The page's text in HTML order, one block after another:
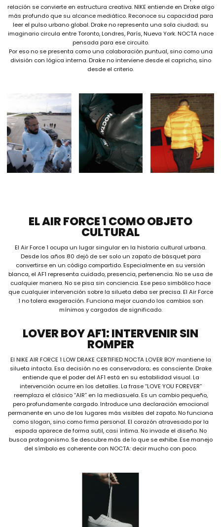
relación se convierte en estructura creativa. NIKE entiende en Drake algo
más profundo que su alcance mediático. Reconoce su capacidad para
leer el pulso urbano global. Drake no representa una sola ciudad; su
imaginario circula entre Toronto, Londres, París, Nueva York. NOCTA nace
pensada para ese circuito.
Por eso no se presenta como una colaboración puntual, sino como una
división con lógica interna. Drake no interviene desde el capricho, sino
desde el criterio.
EL AIR FORCE 1 COMO OBJETO
CULTURAL
El Air Force 1 ocupa un lugar singular en la historia cultural urbana.
Desde los años 80 dejó de ser solo un zapato de básquet para
convertirse en un código compartido. Especialmente en su versión
blanca, el AF1 representa cuidado, presencia, pertenencia. No se usa de
cualquier manera. No se pisa sin conciencia. Ese peso simbólico hace
que cualquier intervención sobre la silueta deba ser precisa. El Air Force
1 no tolera exageración. Funciona mejor cuando los cambios son
mínimos y cargados de significado.
LOVER BOY AF1: INTERVENIR SIN
ROMPER
El NIKE AIR FORCE 1 LOW DRAKE CERTIFIED NOCTA LOVER BOY mantiene la
silueta intacta. Esa decisión no es conservadora; es consciente. Drake
entiende que el poder del AF1 está en su estabilidad visual. La
intervención ocurre en los detalles. La frase “LOVE YOU FOREVER”
reemplaza el clásico “AIR” en la mediasuela. Es un cambio pequeño,
pero profundamente cargado. Introduce una declaración emocional
permanente en uno de los lugares más visibles del zapato. No funciona
como slogan, sino como firma personal. El corazón atravesado por la
espada aparece de forma sutil, casi íntima. No invade el diseño. No
busca protagonismo. Se descubre más de lo que se exhibe. Ese manejo
del símbolo es coherente con NOCTA: decir mucho con poco.